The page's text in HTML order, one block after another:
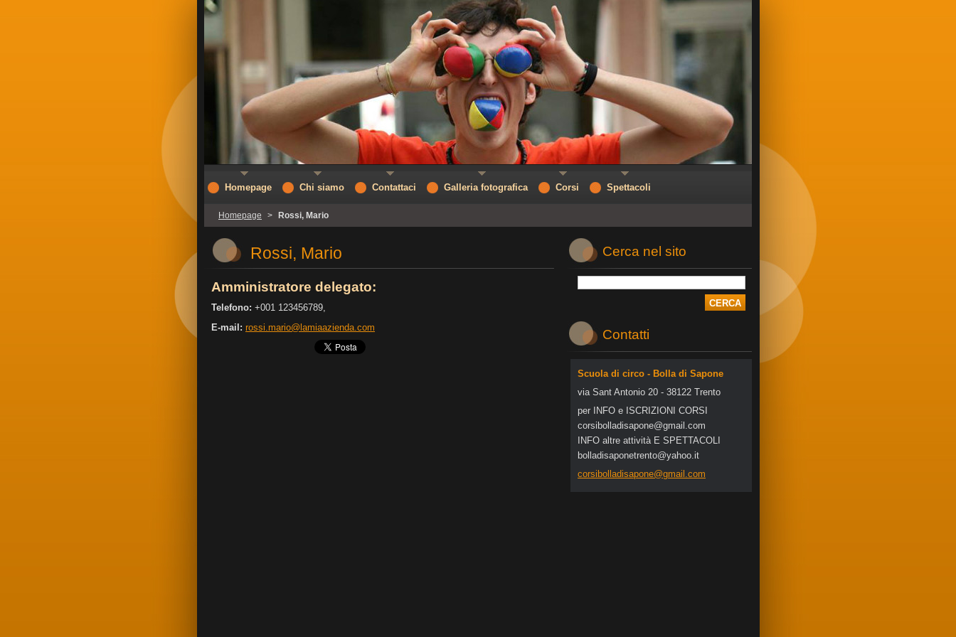
Homepage > Rossi, Mario
Rossi, Mario
Amministratore delegato:
Telefono: +001 123456789,
E-mail: rossi.mario@lamiaazienda.com
Cerca nel sito
Contatti
Scuola di circo - Bolla di Sapone
via Sant Antonio 20 - 38122 Trento
per INFO e ISCRIZIONI CORSI
corsibol ladisapone@gmail .com
INFO altre attività E SPETTACOLI
bolladisaponetrento@yahoo.it
corsibolladisapone@gmail.com
Homepage Chi siamo Contattaci Galleria fotografica Corsi Spettacoli